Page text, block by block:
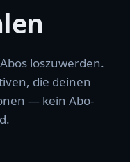
loszuwerden.
die deinen
— kein Abo-